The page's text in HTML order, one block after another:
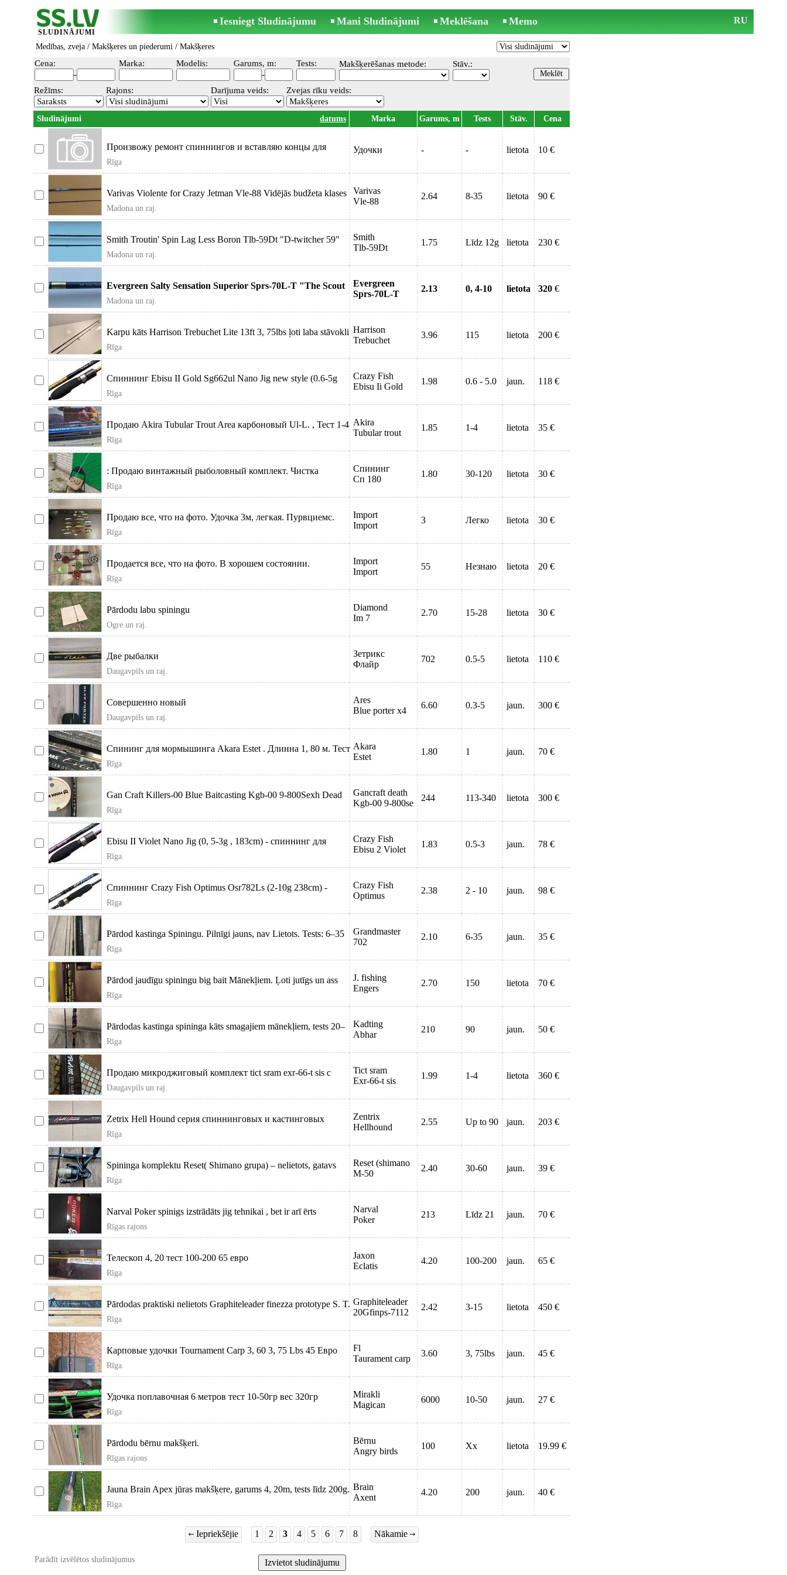
SLUDINĀJUMI
Iesniegt Sludinājumu Mani Sludinājumi Meklēšana Memo RU
Medības, zveja / Makšķeres un piederumi / Makšķeres
Cena:
-
Marka: Modelis:
Garums, m:
-
Tests: Makšķerēšanas metode: Stāv.:
Režīms: Rajons: Darījuma veids: Zvejas rīku veids:
Sludinājumi datums Marka Garums, m Tests Stāv. Cena
Произвожу ремонт спиннингов и вставляю концы для
удочек. Нахожусь по адресу:
Rīga
Удочки - - lietota 10 €
Varivas Violente for Crazy Jetman Vle-88 Vidējās budžeta klases
Jdm (Japāna
Madona un raj.
Varivas
Vle-88
2.64 8-35 lietota 90 €
Smith Troutin' Spin Lag Less Boron Tlb-59Dt "D-twitcher 59"
Premium klases
Madona un raj.
Smith
Tlb-59Dt
1.75 Līdz 12g lietota 230 €
Evergreen Salty Sensation Superior Sprs-70L-T "The Scout
Master" Premium kl
Madona un raj.
Evergreen
Sprs-70L-T
2.13 0, 4-10 lietota 320 €
Karpu kāts Harrison Trebuchet Lite 13ft 3, 75lbs ļoti laba stāvokli
, pieeja
Rīga
Harrison
Trebuchet
3.96 115 lietota 200 €
Спиннинг Ebisu II Gold Sg662ul Nano Jig new style (0.6-5g
198cm) - спиннинг
Rīga
Crazy Fish
Ebisu Ii Gold
1.98 0.6 - 5.0 jaun. 118 €
Продаю Akira Tubular Trout Area карбоновый Ul-L. , Тест 1-4
гр. Вес 83гр.
Rīga
Akira
Tubular trout
1.85 1-4 lietota 35 €
: Продаю винтажный рыболовный комплект. Чистка
гаража. Все вещи б/у, в хо
Rīga
Спининг
Сп 180
1.80 30-120 lietota 30 €
Продаю все, что на фото. Удочка 3м, легкая. Пурвциемс.
Могу отправить
Rīga
Import
Import
3 Легко lietota 30 €
Продается все, что на фото. В хорошем состоянии.
Пурвциемс/тейка/паком а
Rīga
Import
Import
55 Незнаю lietota 20 €
Pārdodu labu spiningu
Ogre un raj.
Diamond
Im 7
2.70 15-28 lietota 30 €
Две рыбалки
Daugavpils un raj.
Зетрикс
Флайр
702 0.5-5 lietota 110 €
Совершенно новый
Daugavpils un raj.
Ares
Blue porter x4
6.60 0.3-5 jaun. 300 €
Спининг для мормышинга Akara Estet . Длинна 1, 80 м. Тест
0, 2-1 гр. Рига
Rīga
Akara
Estet
1.80 1 jaun. 70 €
Gan Craft Killers-00 Blue Baitcasting Kgb-00 9-800Sexh Dead
Sword Shaku-One
Rīga
Gancraft death
Kgb-00 9-800se
244 113-340 lietota 300 €
Ebisu II Violet Nano Jig (0, 5-3g , 183cm) - спиннинг для
наноджига. Нан
Rīga
Crazy Fish
Ebisu 2 Violet
1.83 0.5-3 jaun. 78 €
Спиннинг Crazy Fish Optimus Osr782Ls (2-10g 238cm) -
качественный инструмент
Rīga
Crazy Fish
Optimus
2.38 2 - 10 jaun. 98 €
Pārdod kastinga Spiningu. Pilnīgi jauns, nav Lietots. Tests: 6–35
G. Garu
Rīga
Grandmaster
702
2.10 6-35 jaun. 35 €
Pārdod jaudīgu spiningu big bait Mānekļiem. Ļoti jutīgs un ass
blanks, liel
Rīga
J. fishing
Engers
2.70 150 lietota 70 €
Pārdodas kastinga spininga kāts smagajiem mānekļiem, tests 20–
90 g. Ļoti ērt
Rīga
Kadting
Abhar
210 90 jaun. 50 €
Продаю микроджиговый комплект tict sram exr-66-t sis с
катушкой daiwa 20 luv
Daugavpils un raj.
Tict sram
Exr-66-t sis
1.99 1-4 lietota 360 €
Zetrix Hell Hound серия спиннинговых и кастинговых
удилищ, разработанных спе
Rīga
Zentrix
Hellhound
2.55 Up to 90 jaun. 203 €
Spininga komplektu Reset( Shimano grupa) – nelietots, gatavs
makšķerēšanai
Rīga
Reset (shimano
M-50
2.40 30-60 jaun. 39 €
Narval Poker spinigs izstrādāts jig tehnikai , bet ir arī ērts
dropšotam un
Rīgas rajons
Narval
Poker
213 Līdz 21 jaun. 70 €
Телескоп 4, 20 тест 100-200 65 евро
Rīga
Jaxon
Eclatis
4.20 100-200 jaun. 65 €
Pārdodas praktiski nelietots Graphiteleader finezza prototype S. T.
Limited.
Rīga
Graphiteleader
20Gfinps-7112
2.42 3-15 lietota 450 €
Карповые удочки Tournament Carp 3, 60 3, 75 Lbs 45 Евро
Rīga
Fl
Taurament carp
3.60 3, 75lbs jaun. 45 €
Удочка поплавочная 6 метров тест 10-50гр вес 320гр
Rīga
Mirakli
Magican
6000 10-50 jaun. 27 €
Pārdodu bērnu makšķeri.
Rīgas rajons
Bērnu
Angry birds
100 Xx lietota 19.99 €
Jauna Brain Apex jūras makšķere, garums 4, 20m, tests līdz 200g.
Rīga
Brain
Axent
4.20 200 jaun. 40 €
Iepriekšējie 1 2 3 4 5 6 7 8 Nākamie
Parādīt izvēlētos sludinājumus